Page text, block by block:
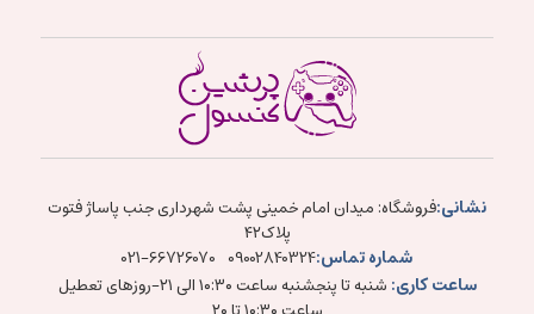
نشانی:فروشگاه: میدان امام خمینی پشت شهرداری جنب پاساژ فتوت
پلاک۴۲
شماره تماس:09002840324
021-66726070
ساعت کاری:
شنبه تا پنجشنبه ساعت ۱۰:۳۰ الی ۲۱-روزهای تعطیل